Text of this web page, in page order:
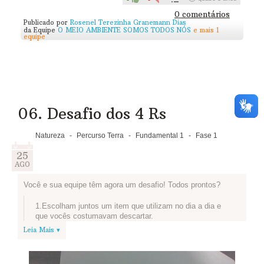
0 comentários
Publicado por Rosenel Terezinha Granemann Dias
da Equipe O MEIO AMBIENTE SOMOS TODOS NÓS e mais 1
equipe
06. Desafio dos 4 Rs
Natureza - Percurso Terra - Fundamental 1 - Fase 1
25
AGO
Você e sua equipe têm agora um desafio! Todos prontos?
1.Escolham juntos um item que utilizam no dia a dia e
que vocês costumavam descartar.
2.Pausa! Vamos conhecer o projeto que os alunos e
reutilizar o que antes ia para o lixo? As ideias dessa
turma são super legais e podem inspirar a sua equipe:
Leia Mais ▾